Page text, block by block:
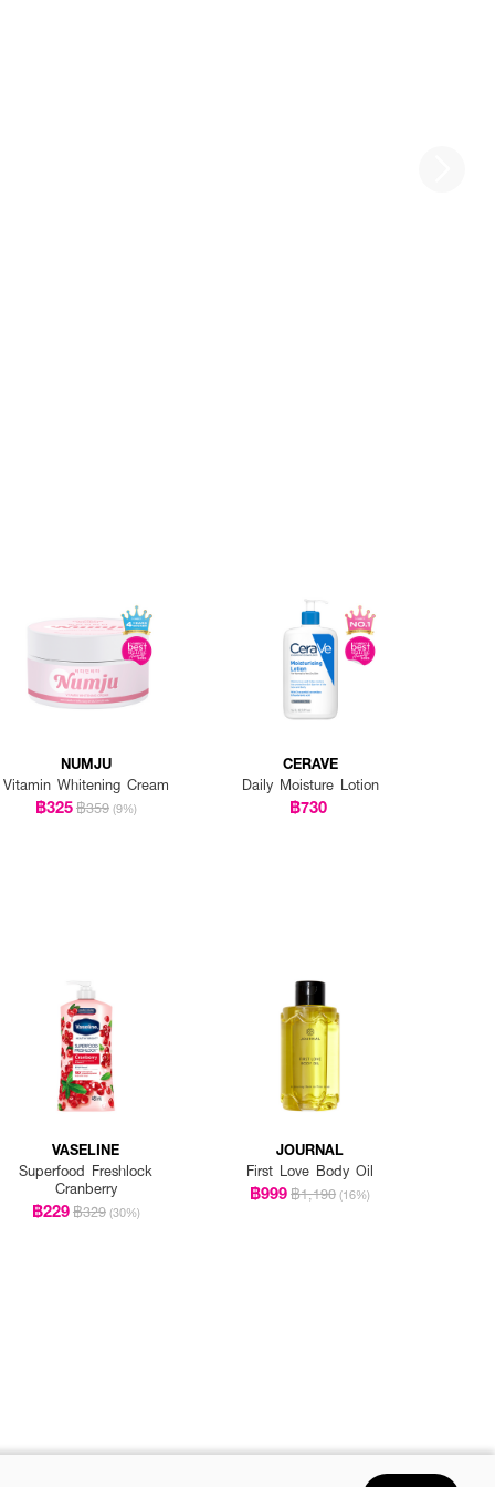
NUMJU
Vitamin Whitening Cream
฿325฿359 (9%)
CERAVE
Daily Moisture Lotion
฿730
VASELINE
Superfood Freshlock
Cranberry
฿229฿329 (30%)
JOURNAL
First Love Body Oil
฿999฿1,190 (16%)